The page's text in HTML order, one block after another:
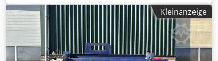
Blockmaschine/Presseneinheit, Mischer,
Skip-/Beschickungseinheit, Materialtrichter, Förderbänder,
Höhenförderer, Palettenumlaufsystem, Palettentransport,
Palettierer, Stapel- und Entstapeleinheiten,
Umreifungsanlage, Steuerung, Hydraulikaggregat, Silo,
Materialzuführung, Dosiereinheit, Abtransport. Leistung:
Kleinanzeige